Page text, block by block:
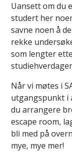
Uansett om du
studert her
savne noen å
rekke
som lengter
Når vi møtes i
utgangspunkt i
du arrangere
escape room,
bli med på
mye, mye mer!